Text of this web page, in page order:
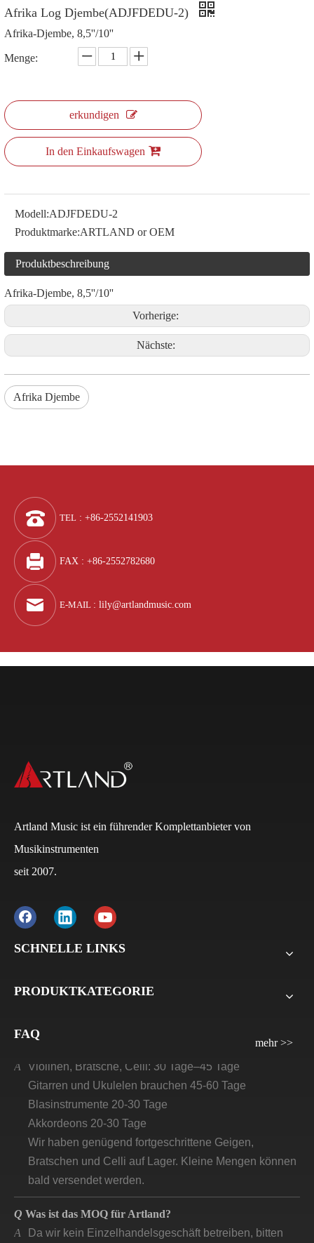
Afrika Log Djembe(ADJFDEDU-2)
Afrika-Djembe, 8,5''/10''
Menge:
erkundigen
In den Einkaufswagen
Modell:ADJFDEDU-2
Produktmarke:ARTLAND or OEM
Produktbeschreibung
Afrika-Djembe, 8,5''/10''
Vorherige:
Nächste:
Afrika Djembe
TEL : +86-2552141903
FAX : +86-2552782680
E-MAIL : lily@artlandmusic.com
Artland Music ist ein führender Komplettanbieter von
Musikinstrumenten
seit 2007.
SCHNELLE LINKS
PRODUKTKATEGORIE
FAQ
mehr >>
A
Normalerweise beträgt die Anzahlung bei FCL 30 %
beträgt die Anzahlung 30 %, der Restbetrag 70 % vor
wir die Zahlung vor der Lieferung.
sein?
Gitarren und Ukulelen brauchen 45-60 Tage
Wir haben genügend fortgeschrittene Geigen,
Bratschen und Celli auf Lager. Kleine Mengen können
A
Da wir kein Einzelhandelsgeschäft betreiben, bitten